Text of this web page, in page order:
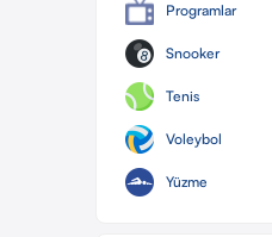
Programlar
Snooker
Tenis
Voleybol
Yüzme